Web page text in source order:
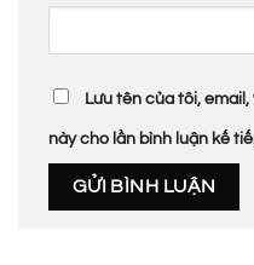
Lưu tên của tôi,
này cho lần bình luận kế